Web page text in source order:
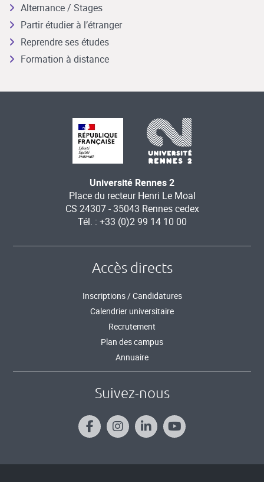
Alternance / Stages
Partir étudier à l’étranger
Reprendre ses études
Formation à distance
Université Rennes 2
Place du recteur Henri Le Moal
CS 24307 - 35043 Rennes cedex
Tél. : +33 (0)2 99 14 10 00
Accès directs
Inscriptions / Candidatures
Calendrier universitaire
Recrutement
Plan des campus
Annuaire
Suivez-nous